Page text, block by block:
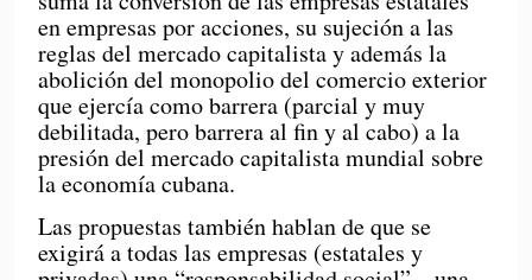
en empresas por acciones, su sujeción a las
reglas del mercado capitalista y además la
abolición del monopolio del comercio exterior
que ejercía como barrera (parcial y muy
debilitada, pero barrera al fin y al cabo) a la
presión del mercado capitalista mundial sobre
la economía cubana.
Las propuestas también hablan de que se
exigirá a todas las empresas (estatales y